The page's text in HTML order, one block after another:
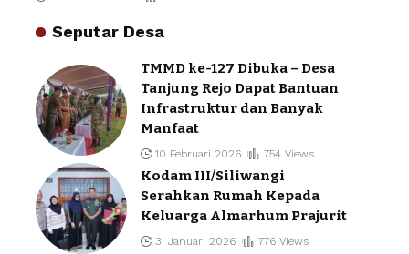
Seputar Desa
TMMD ke-127 Dibuka – Desa
Tanjung Rejo Dapat Bantuan
Infrastruktur dan Banyak
Manfaat
10 Februari 2026 754 Views
Kodam III/Siliwangi
Serahkan Rumah Kepada
Keluarga Almarhum Prajurit
31 Januari 2026 776 Views